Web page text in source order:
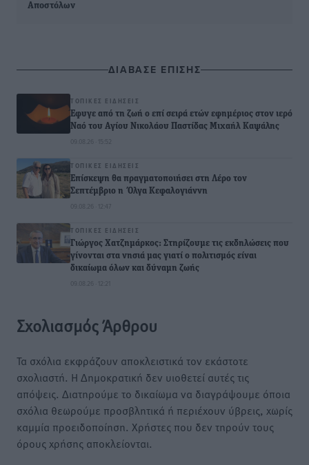
Αποστόλων
ΔΙΑΒΑΣΕ ΕΠΙΣΗΣ
ΤΟΠΙΚΈΣ ΕΙΔΉΣΕΙΣ
Έφυγε από τη ζωή ο επί σειρά ετών εφημέριος στον ιερό
Ναό του Αγίου Νικολάου Παστίδας Μιχαήλ Καψάλης
09.08.26 · 15:52
ΤΟΠΙΚΈΣ ΕΙΔΉΣΕΙΣ
Επίσκεψη θα πραγματοποιήσει στη Λέρο τον
Σεπτέμβριο η Όλγα Κεφαλογιάννη
09.08.26 · 12:47
ΤΟΠΙΚΈΣ ΕΙΔΉΣΕΙΣ
Γιώργος Χατζημάρκος: Στηρίζουμε τις εκδηλώσεις που
γίνονται στα νησιά μας γιατί ο πολιτισμός είναι
δικαίωμα όλων και δύναμη ζωής
09.08.26 · 12:21
Σχολιασμός Άρθρου
Τα σχόλια εκφράζουν αποκλειστικά τον εκάστοτε
σχολιαστή. Η Δημοκρατική δεν υιοθετεί αυτές τις
απόψεις. Διατηρούμε το δικαίωμα να διαγράψουμε όποια
σχόλια θεωρούμε προσβλητικά ή περιέχουν ύβρεις, χωρίς
καμμία προειδοποίηση. Χρήστες που δεν τηρούν τους
όρους χρήσης αποκλείονται.